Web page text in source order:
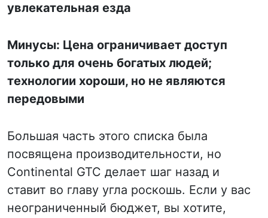
увлекательная езда
Минусы: Цена ограничивает доступ
только для очень богатых людей;
технологии хороши, но не являются
передовыми
Большая часть этого списка была
посвящена производительности, но
Continental GTC делает шаг назад и
ставит во главу угла роскошь. Если у вас
неограниченный бюджет, вы хотите,